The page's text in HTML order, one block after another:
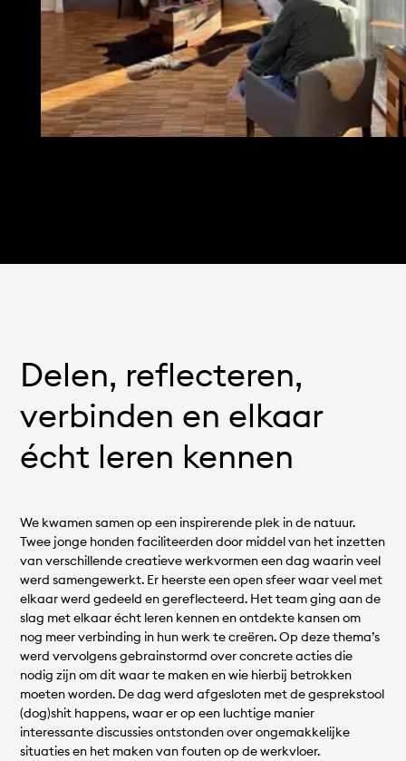
Delen, reflecteren,
verbinden en elkaar
écht leren kennen
We kwamen samen op een inspirerende plek in de natuur.
Twee jonge honden faciliteerden door middel van het inzetten
van verschillende creatieve werkvormen een dag waarin veel
werd samengewerkt. Er heerste een open sfeer waar veel met
elkaar werd gedeeld en gereflecteerd. Het team ging aan de
slag met elkaar écht leren kennen en ontdekte kansen om
nog meer verbinding in hun werk te creëren. Op deze thema’s
werd vervolgens gebrainstormd over concrete acties die
nodig zijn om dit waar te maken en wie hierbij betrokken
moeten worden. De dag werd afgesloten met de gesprekstool
(dog)shit happens, waar er op een luchtige manier
interessante discussies ontstonden over ongemakkelijke
situaties en het maken van fouten op de werkvloer.